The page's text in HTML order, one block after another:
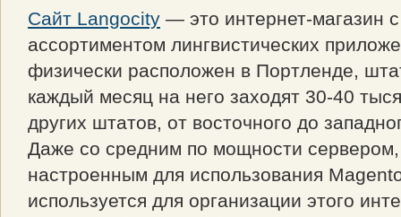
Сайт Langocity — это интернет-магазин
ассортиментом лингвистических
физически расположен в Портленде,
каждый месяц на него заходят 30-40
других штатов, от восточного до
Даже со средним по мощности
настроенным для использования
используется для организации этого